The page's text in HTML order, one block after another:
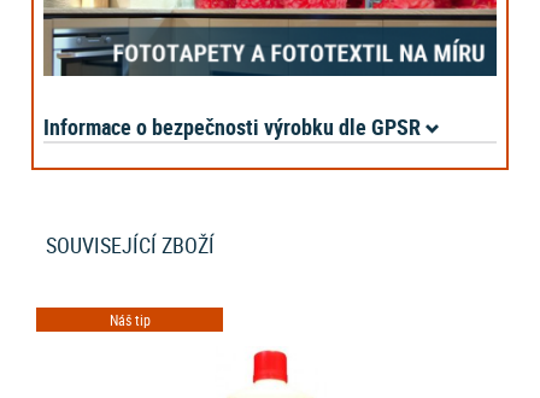
Informace o bezpečnosti výrobku dle GPSR
SOUVISEJÍCÍ ZBOŽÍ
Náš tip